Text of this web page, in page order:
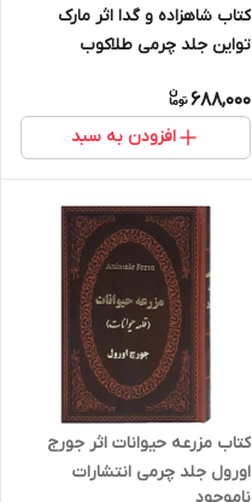
کتاب شاهزاده و گدا اثر مارک
تواین جلد چرمی طلاکوب
688,000
افزودن به سبد
کتاب مزرعه حیوانات اثر جورج
اورول جلد چرمی انتشارات
ناموجود